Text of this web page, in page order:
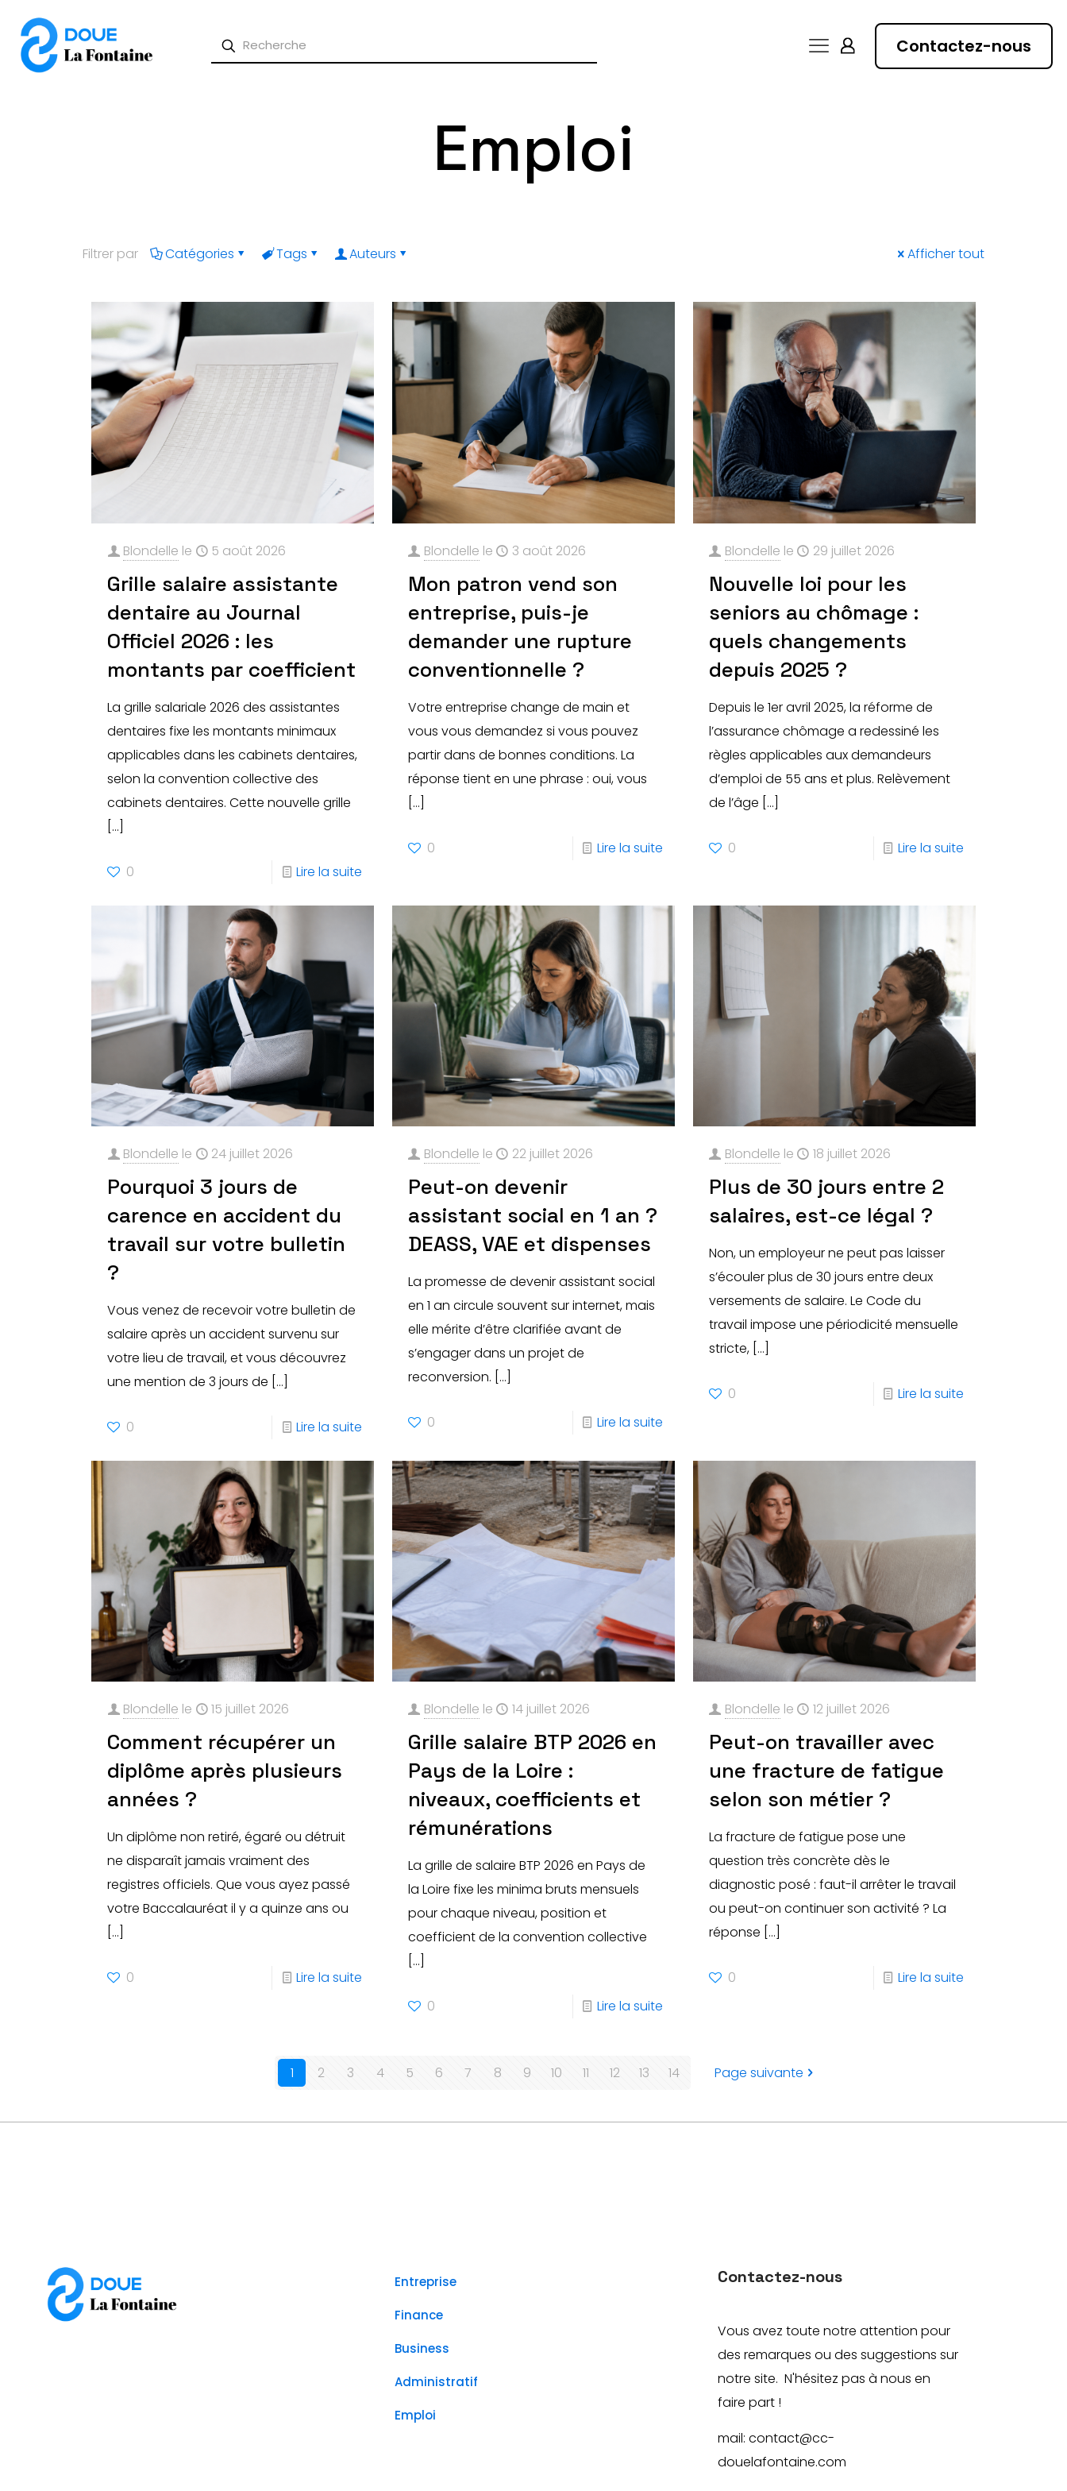
Contactez-nous
Emploi
Filtrer par Catégories Tags Auteurs Afficher tout
Blondelle le 5 août 2026
Grille salaire assistante
dentaire au Journal
Officiel 2026 : les
montants par coefficient
La grille salariale 2026 des assistantes
dentaires fixe les montants minimaux
applicables dans les cabinets dentaires,
selon la convention collective des
cabinets dentaires. Cette nouvelle grille
[…]
0 Lire la suite
Blondelle le 3 août 2026
Mon patron vend son
entreprise, puis-je
demander une rupture
conventionnelle ?
Votre entreprise change de main et
vous vous demandez si vous pouvez
partir dans de bonnes conditions. La
réponse tient en une phrase : oui, vous
[…]
0 Lire la suite
Blondelle le 29 juillet 2026
Nouvelle loi pour les
seniors au chômage :
quels changements
depuis 2025 ?
Depuis le 1er avril 2025, la réforme de
l’assurance chômage a redessiné les
règles applicables aux demandeurs
d’emploi de 55 ans et plus. Relèvement
de l’âge […]
0 Lire la suite
Blondelle le 24 juillet 2026
Pourquoi 3 jours de
carence en accident du
travail sur votre bulletin
?
Vous venez de recevoir votre bulletin de
salaire après un accident survenu sur
votre lieu de travail, et vous découvrez
une mention de 3 jours de […]
0 Lire la suite
Blondelle le 22 juillet 2026
Peut-on devenir
assistant social en 1 an ?
DEASS, VAE et dispenses
La promesse de devenir assistant social
en 1 an circule souvent sur internet, mais
elle mérite d’être clarifiée avant de
s’engager dans un projet de
reconversion. […]
0 Lire la suite
Blondelle le 18 juillet 2026
Plus de 30 jours entre 2
salaires, est-ce légal ?
Non, un employeur ne peut pas laisser
s’écouler plus de 30 jours entre deux
versements de salaire. Le Code du
travail impose une périodicité mensuelle
stricte,[…]
0 Lire la suite
Blondelle le 15 juillet 2026
Comment récupérer un
diplôme après plusieurs
années ?
Un diplôme non retiré, égaré ou détruit
ne disparaît jamais vraiment des
registres officiels. Que vous ayez passé
votre Baccalauréat il y a quinze ans ou
[…]
0 Lire la suite
Blondelle le 14 juillet 2026
Grille salaire BTP 2026 en
Pays de la Loire :
niveaux, coefficients et
rémunérations
La grille de salaire BTP 2026 en Pays de
la Loire fixe les minima bruts mensuels
pour chaque niveau, position et
coefficient de la convention collective
[…]
0 Lire la suite
Blondelle le 12 juillet 2026
Peut-on travailler avec
une fracture de fatigue
selon son métier ?
La fracture de fatigue pose une
question très concrète dès le
diagnostic posé : faut-il arrêter le travail
ou peut-on continuer son activité ? La
réponse […]
0 Lire la suite
1 2 3 4 5 6 7 8 9 10 11 12 13 14 Page suivante
Entreprise
Finance
Business
Administratif
Emploi
Contactez-nous
Vous avez toute notre attention pour
des remarques ou des suggestions sur
notre site. N'hésitez pas à nous en
faire part !
mail: contact@cc-
douelafontaine.com